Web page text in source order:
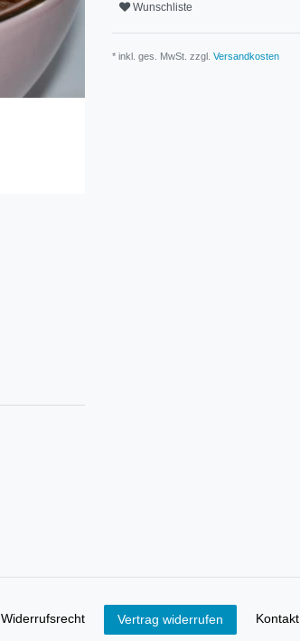
Wunschliste
* inkl. ges. MwSt. zzgl. Versandkosten
Widerrufs­recht Vertrag widerrufen Kontakt